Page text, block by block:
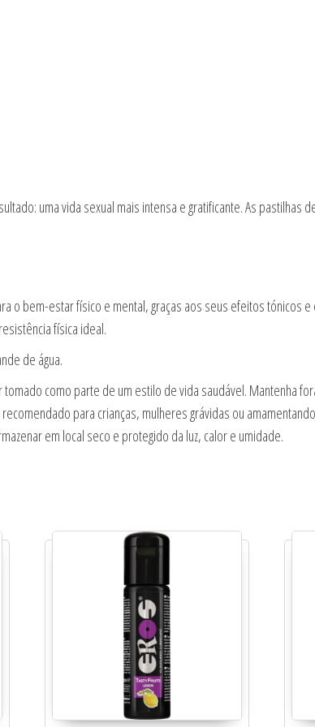
uma vida sexual mais intensa e gratificante. As pastilhas
o bem-estar físico e mental, graças aos seus efeitos tónicos
física ideal.
de água.
como parte de um estilo de vida saudável. Mantenha
para crianças, mulheres grávidas ou
em local seco e protegido da luz, calor e umidade.